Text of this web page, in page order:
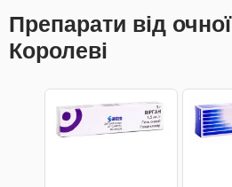
Препарати від
Королеві